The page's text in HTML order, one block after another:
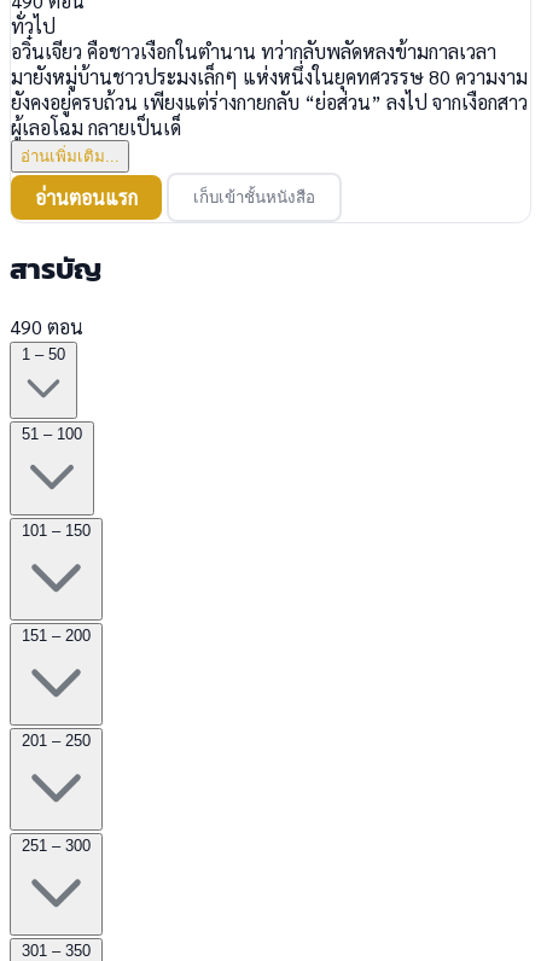
ทั่วไป
อวิ๋นเจียว คือชาวเงือกในตำนาน ทว่ากลับพลัดหลงข้ามกาลเวลา
มายังหมู่บ้านชาวประมงเล็กๆ แห่งหนึ่งในยุคทศวรรษ 80 ความงาม
ยังคงอยู่ครบถ้วน เพียงแต่ร่างกายกลับ “ย่อส่วน” ลงไป จากเงือกสาว
ผู้เลอโฉม กลายเป็นเด็
อ่านเพิ่มเติม...
อ่านตอนแรก เก็บเข้าชั้นหนังสือ
สารบัญ
490 ตอน
1 – 50
51 – 100
101 – 150
151 – 200
201 – 250
251 – 300
301 – 350